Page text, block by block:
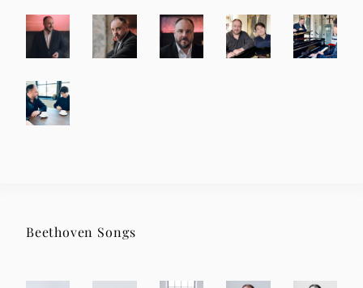
Beethoven Songs